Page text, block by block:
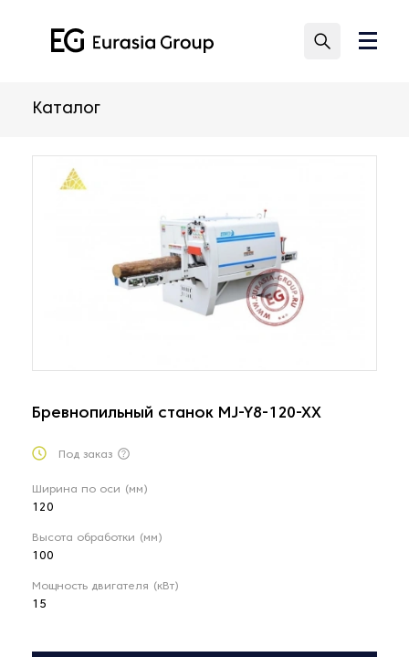
Каталог
Бревнопильный станок MJ-Y8-120-XX
Под заказ
Ширина по оси (мм)
120
Высота обработки (мм)
100
Мощность двигателя (кВт)
15